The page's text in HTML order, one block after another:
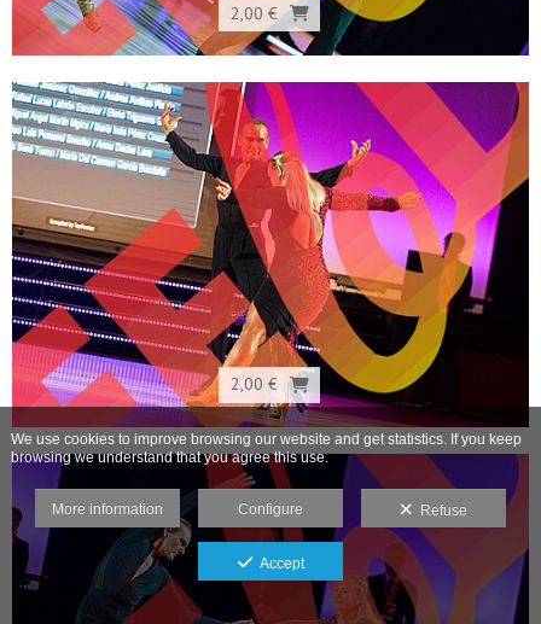
2,00 €
2,00 €
We use cookies to improve browsing our website and get statistics. If you keep
browsing we understand that you agree this use.
More information Configure Refuse
Accept